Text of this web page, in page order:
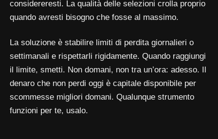
considereresti. La qualità delle selezioni crolla proprio
quando avresti bisogno che fosse al massimo.
La soluzione è stabilire limiti di perdita giornalieri o
settimanali e rispettarli rigidamente. Quando raggiungi
il limite, smetti. Non domani, non tra un’ora: adesso. Il
denaro che non perdi oggi è capitale disponibile per
scommesse migliori domani. Qualunque strumento
funzioni per te, usalo.